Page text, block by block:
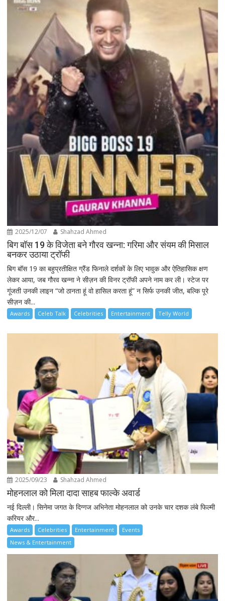
2025/12/07 Shahzad Ahmed
बिग बॉस 19 के विजेता बने गौरव खन्ना: गरिमा और संयम की मिसाल
बनकर उठाया ट्रॉफी
बिग बॉस 19 का बहुप्रतीक्षित ग्रैंड फिनाले दर्शकों के लिए भावुक और ऐतिहासिक क्षण
लेकर आया, जब गौरव खन्ना ने सीज़न की विनर ट्रॉफी अपने नाम कर ली। स्टेज पर
गूंजती उनकी लाइन “जो ठानता हूं वो हासिल करता हूं” न सिर्फ उनकी जीत, बल्कि पूरे
सीज़न की...
Awards Celeb Talk Celebrities Entertainment Telly World
2025/09/23 Shahzad Ahmed
मोहनलाल को मिला दादा साहब फाल्के अवार्ड
नई दिल्ली। सिनेमा जगत के दिग्गज अभिनेता मोहनलाल को उनके चार दशक लंबे फिल्मी
करियर और...
Awards Celebrities Entertainment
Events
News & Entertainment